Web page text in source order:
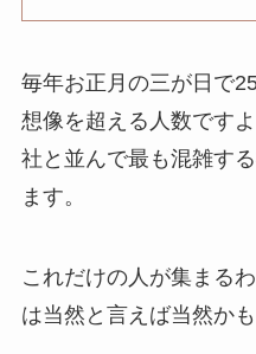
毎年お正月の三が日で
想像を超える人数です
社と並んで最も混雑す
ます。
これだけの人が集まる
は当然と言えば当然か